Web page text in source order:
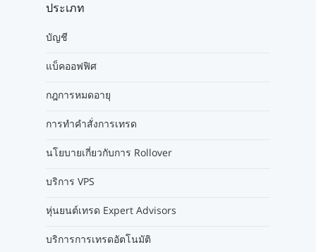
ประเภท
บัญชี
แบ็คออฟฟิศ
กฎการหมดอายุ
การทำคำสั่งการเทรด
นโยบายเกี่ยวกับการ Rollover
บริการ VPS
หุ่นยนต์เทรด Expert Advisors
บริการการเทรดอัตโนมัติ